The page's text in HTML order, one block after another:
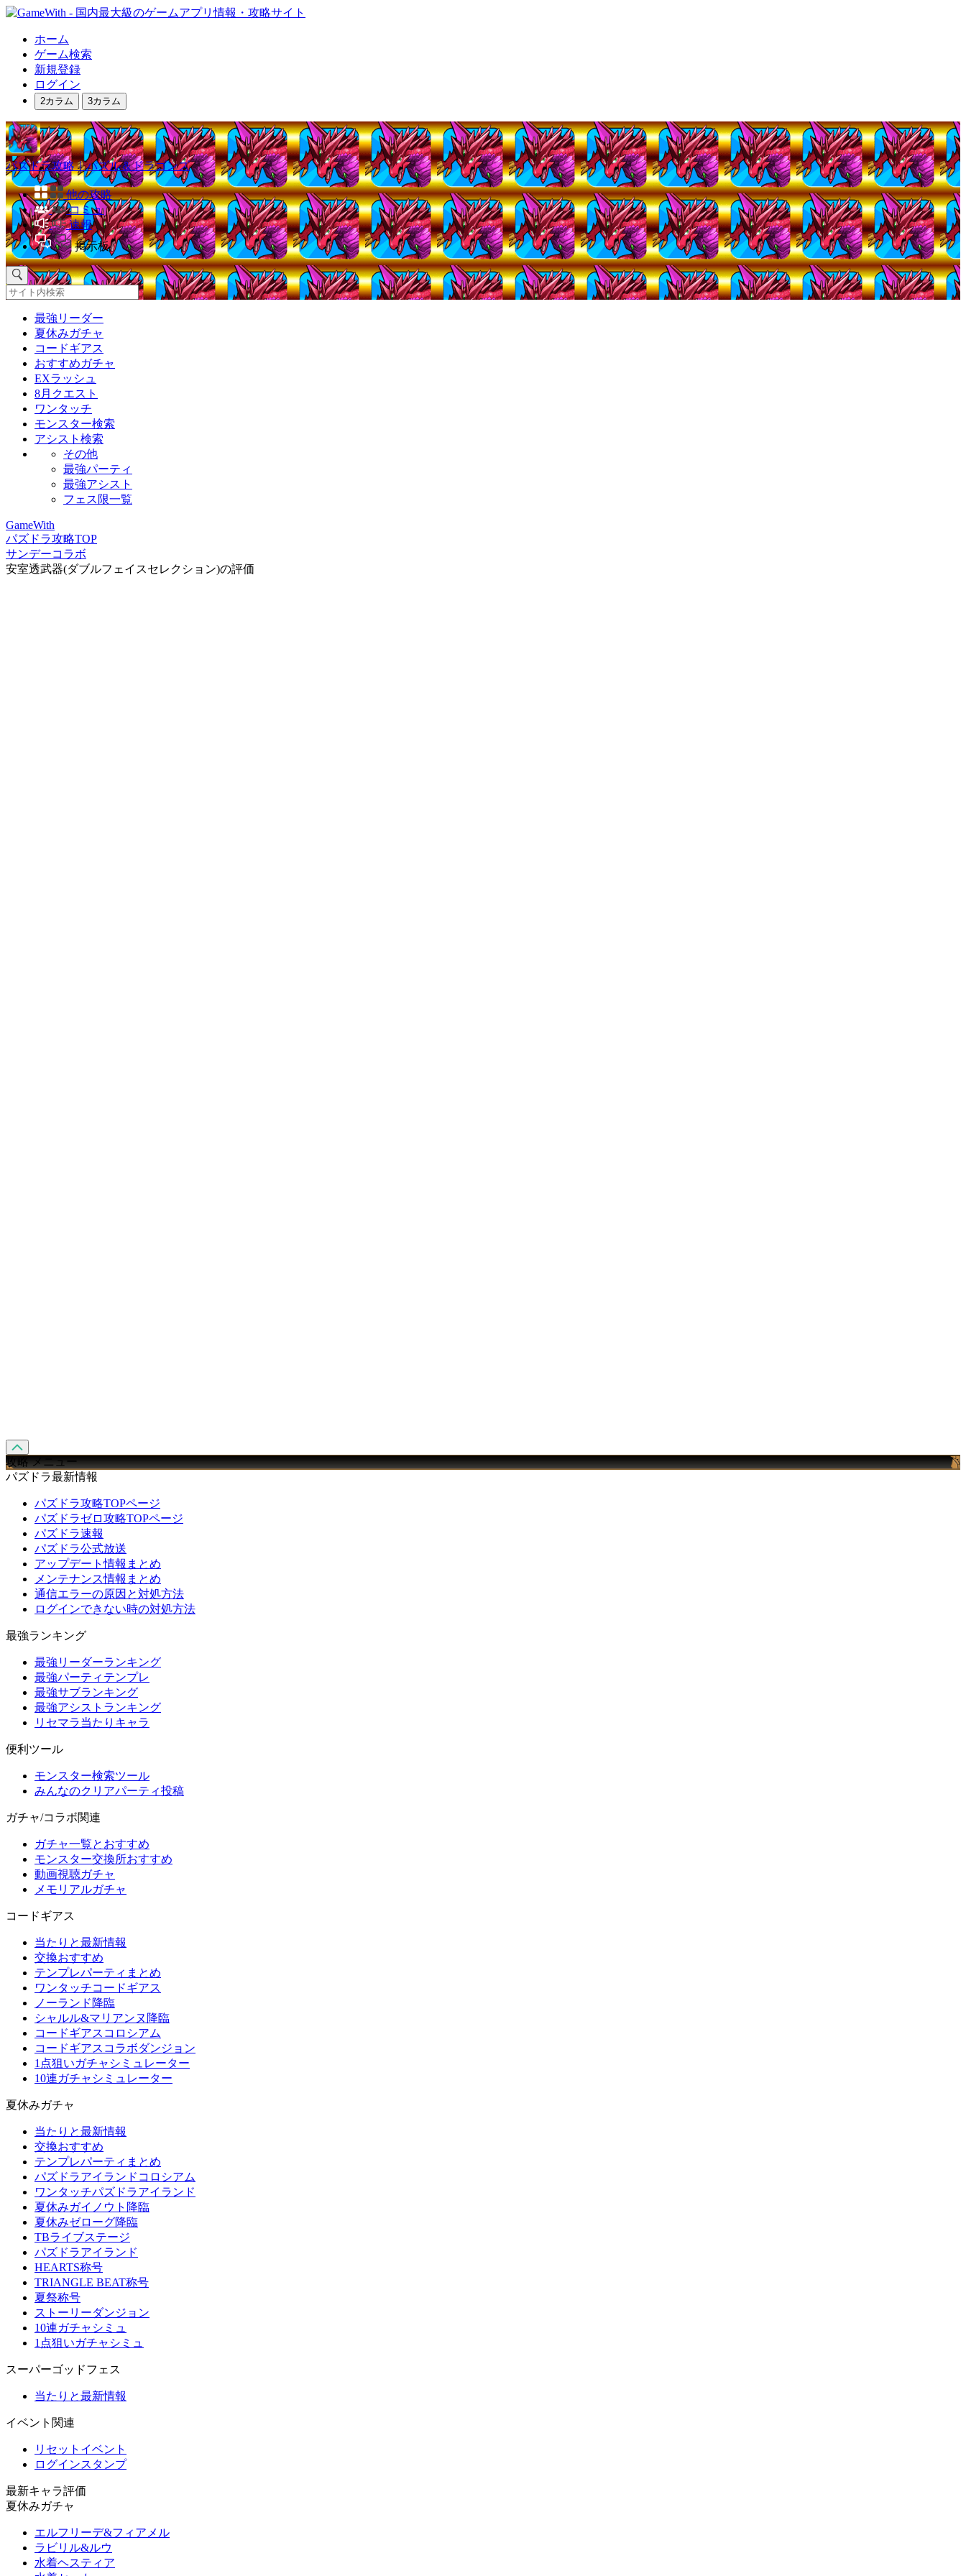
ホーム
ゲーム検索
新規登録
ログイン
2カラム 3カラム
パズドラ攻略｜パズル＆ドラゴンズ
他の攻略
コミュ
速報
掲示板
最強リーダー
夏休みガチャ
コードギアス
おすすめガチャ
EXラッシュ
8月クエスト
ワンタッチ
モンスター検索
アシスト検索
その他
最強パーティ
最強アシスト
フェス限一覧
GameWith
パズドラ攻略TOP
サンデーコラボ
安室透武器(ダブルフェイスセレクション)の評価
攻略 メニュー
パズドラ最新情報
パズドラ攻略TOPページ
パズドラゼロ攻略TOPページ
パズドラ速報
パズドラ公式放送
アップデート情報まとめ
メンテナンス情報まとめ
通信エラーの原因と対処方法
ログインできない時の対処方法
最強ランキング
最強リーダーランキング
最強パーティテンプレ
最強サブランキング
最強アシストランキング
リセマラ当たりキャラ
便利ツール
モンスター検索ツール
みんなのクリアパーティ投稿
ガチャ/コラボ関連
ガチャ一覧とおすすめ
モンスター交換所おすすめ
動画視聴ガチャ
メモリアルガチャ
コードギアス
当たりと最新情報
交換おすすめ
テンプレパーティまとめ
ワンタッチコードギアス
ノーランド降臨
シャルル&マリアンヌ降臨
コードギアスコロシアム
コードギアスコラボダンジョン
1点狙いガチャシミュレーター
10連ガチャシミュレーター
夏休みガチャ
当たりと最新情報
交換おすすめ
テンプレパーティまとめ
パズドラアイランドコロシアム
ワンタッチパズドラアイランド
夏休みガイノウト降臨
夏休みゼローグ降臨
TBライブステージ
パズドラアイランド
HEARTS称号
TRIANGLE BEAT称号
夏祭称号
ストーリーダンジョン
10連ガチャシミュ
1点狙いガチャシミュ
スーパーゴッドフェス
当たりと最新情報
イベント関連
リセットイベント
ログインスタンプ
最新キャラ評価
夏休みガチャ
エルフリーデ&フィアメル
ラビリル&ルウ
水着ヘスティア